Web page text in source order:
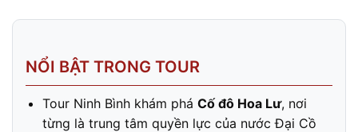
NỔI BẬT TRONG TOUR
Tour Ninh Bình khám phá Cố đô Hoa Lư, nơi
từng là trung tâm quyền lực của nước Đại Cồ